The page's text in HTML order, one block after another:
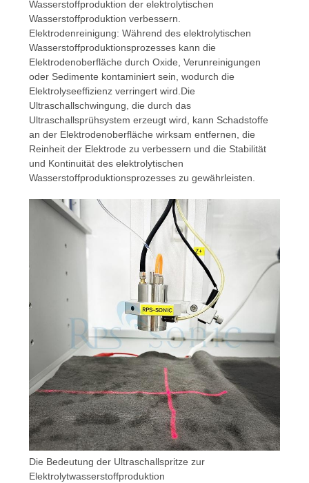
Wasserstoffproduktion der elektrolytischen
Wasserstoffproduktion verbessern.
Elektrodenreinigung: Während des elektrolytischen
Wasserstoffproduktionsprozesses kann die
Elektrodenoberfläche durch Oxide, Verunreinigungen
oder Sedimente kontaminiert sein, wodurch die
Elektrolyseeffizienz verringert wird.Die
Ultraschallschwingung, die durch das
Ultraschallsprühsystem erzeugt wird, kann Schadstoffe
an der Elektrodenoberfläche wirksam entfernen, die
Reinheit der Elektrode zu verbessern und die Stabilität
und Kontinuität des elektrolytischen
Wasserstoffproduktionsprozesses zu gewährleisten.
Die Bedeutung der Ultraschallspritze zur
Elektrolytwasserstoffproduktion